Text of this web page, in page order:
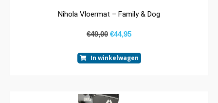
Nihola Vloermat – Family & Dog
€49,00 €44,95
In winkelwagen